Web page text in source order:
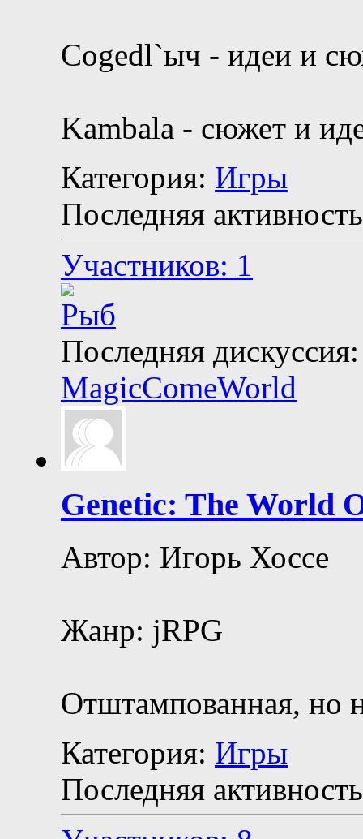
Cogedl`ыч - идеи и
Kambala - сюжет и
Категория: Игры
Последняя
Участников: 1
Последняя дискуссия:
MagicComeWorld
Genetic: The World
Автор: Игорь Хоссе
Жанр: jRPG
Отштампованная, но
Категория: Игры
Последняя